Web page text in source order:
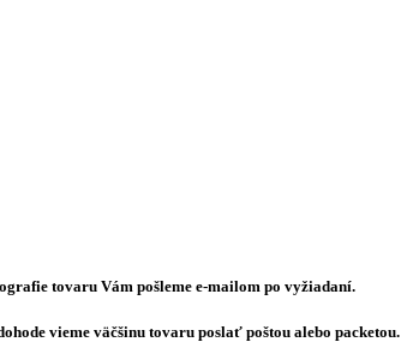
tovaru Vám pošleme e-mailom po vyžiadaní.
vieme väčšinu tovaru poslať poštou alebo packetou.